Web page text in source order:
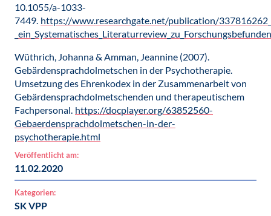
10.1055/a-1033-
7449. https://www.researchgate.net/publication/
Wüthrich, Johanna & Amman, Jeannine (2007).
Gebärdensprachdolmetschen in der Psychotherapie.
Umsetzung des Ehrenkodex in der Zusammenarbeit von
Gebärdensprachdolmetschenden und therapeutischem
Fachpersonal. https://docplayer.org/63852560-
Gebaerdensprachdolmetschen-in-der-
psychotherapie.html
Veröffentlicht am:
11.02.2020
Kategorien:
SK VPP